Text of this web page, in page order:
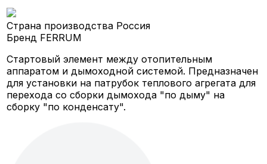
Страна производства Россия
Бренд FERRUM
Стартовый элемент между отопительным
аппаратом и дымоходной системой. Предназначен
для установки на патрубок теплового агрегата для
перехода со сборки дымохода "по дыму" на
сборку "по конденсату".